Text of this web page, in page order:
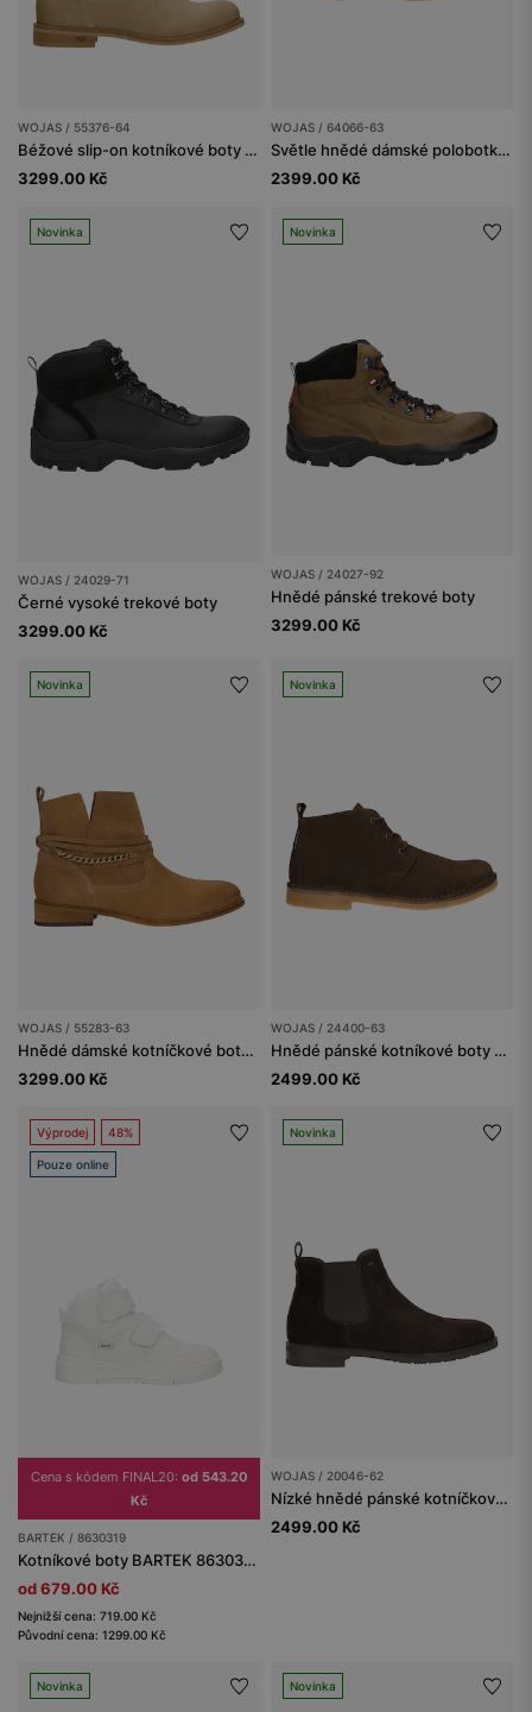
WOJAS / 55376-64
Béžové slip-on kotníkové boty pro ženy s ažurovým svrškem
3299.00 Kč
WOJAS / 64066-63
Světle hnědé dámské polobotky z velurové kůže
2399.00 Kč
Novinka
WOJAS / 24029-71
Černé vysoké trekové boty
3299.00 Kč
Novinka
WOJAS / 24027-92
Hnědé pánské trekové boty
3299.00 Kč
Novinka
WOJAS / 55283-63
Hnědé dámské kotníčkové boty s odnímatelnou ozdobou
3299.00 Kč
Novinka
WOJAS / 24400-63
Hnědé pánské kotníkové boty z kvalitního veluru
2499.00 Kč
Výprodej 48%
Pouze online
Cena s kódem FINAL20: od 543.20
Kč
BARTEK / 8630319
Kotníkové boty BARTEK 86303-19, bílé
od 679.00 Kč
Nejnižší cena: 719.00 Kč
Původní cena: 1299.00 Kč
Novinka
WOJAS / 20046-62
Nízké hnědé pánské kotníčkové boty
2499.00 Kč
Novinka Novinka